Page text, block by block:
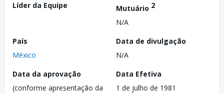
Líder da Equipe
Mutuário 2
N/A
País
México
Data de divulgação
N/A
Data da aprovação
(conforme apresentação da
Data Efetiva
1 de julho de 1981